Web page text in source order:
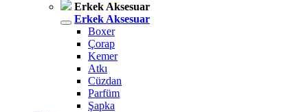
Erkek Aksesuar
Erkek Aksesuar
Boxer
Çorap
Kemer
Atkı
Cüzdan
Parfüm
Şapka